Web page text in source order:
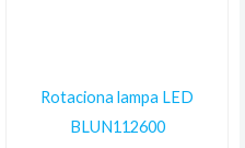
Rotaciona lampa LED
BLUN112600